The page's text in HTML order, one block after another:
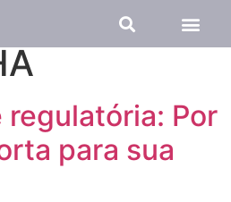
Por
para sua